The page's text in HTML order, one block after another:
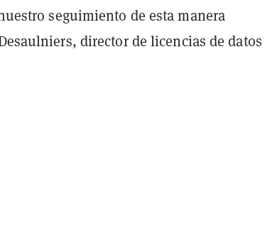
seguimiento de esta manera
director de licencias de datos